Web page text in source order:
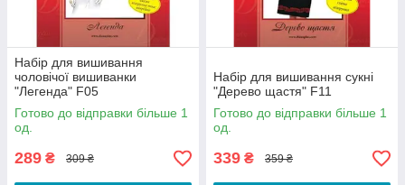
Набір для вишивання
чоловічої вишиванки
"Легенда" F05
Готово до відправки більше 1
од.
289 ₴ 309 ₴
Набір для вишивання сукні
"Дерево щастя" F11
Готово до відправки більше 1
од.
339 ₴ 359 ₴